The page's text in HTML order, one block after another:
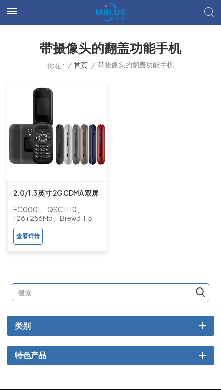
带摄像头的翻盖功能手机
你在 : / 首页 / 带摄像头的翻盖功能手机
2.0/1.3 英寸 2G CDMA 双屏
翻盖功能手机带手电筒和摄
像头
FC0001、QSC1110、
128+256Mb、Brew3.1.5
查看详情
类别
特色产品